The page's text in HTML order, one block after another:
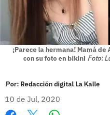
¡Parece la hermana! Mamá
con su foto en bikini Foto:
Por: Redacción digital La Kalle
10 de Jul, 2020